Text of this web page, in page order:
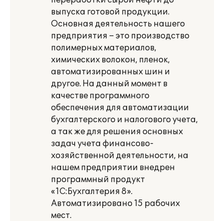
выпуска готовой продукции.
Основная деятельность нашего
предприятия – это производство
полимерных материалов,
химических волокон, пленок,
автоматизированных шин и
другое. На данный момент в
качестве программного
обеспечения для автоматизации
бухгалтерского и налогового учета,
а так же для решения основных
задач учета финансово-
хозяйственной деятельности, на
нашем предприятии внедрен
программный продукт
«1С:Бухгалтерия 8».
Автоматизировано 15 рабочих
мест.